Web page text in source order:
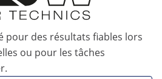
pour des résultats fiables lors
ou pour les tâches